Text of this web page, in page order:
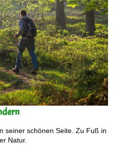
seiner schönen Seite. Zu Fuß in
Natur.